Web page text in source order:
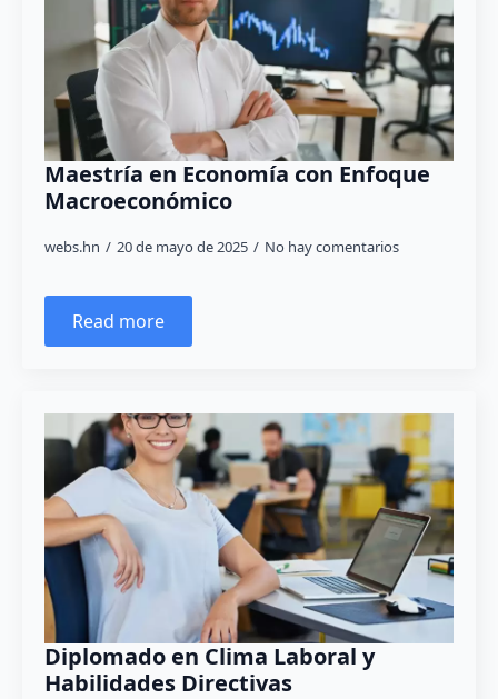
Maestría en Economía con Enfoque
Macroeconómico
webs.hn 20 de mayo de 2025 No hay comentarios
Read more
Diplomado en Clima Laboral y
Habilidades Directivas